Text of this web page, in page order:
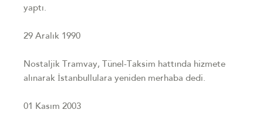
yaptı.
29 Aralık 1990
Nostaljik Tramvay, Tünel-Taksim hattında hizmete
alınarak İstanbullulara yeniden merhaba dedi.
01 Kasım 2003